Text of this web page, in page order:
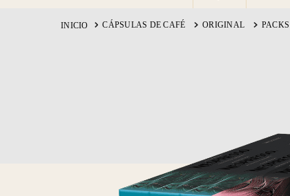
CÁPSULAS DE CAFÉ ORIGINAL